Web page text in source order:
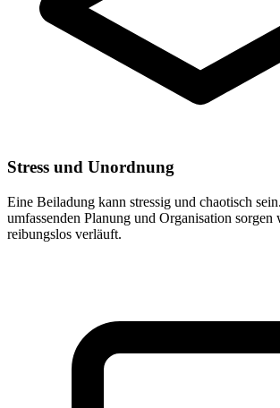
Stress und Unordnung
Eine Beiladung kann stressig und chaotisch
umfassenden Planung und Organisation sorgen
reibungslos verläuft.